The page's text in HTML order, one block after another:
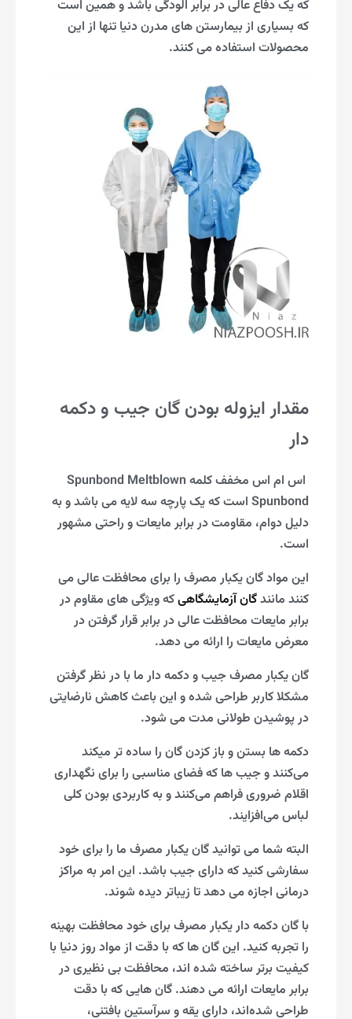
که یک دفاع عالی در برابر الودگی باشد و همین است
که بسیاری از بیمارستن های مدرن دنیا تنها از این
محصولات استفاده می کنند.
مقدار ایزوله بودن گان جیب و دکمه
دار
اس ام اس مخفف کلمه Spunbond Meltblown
Spunbond است که یک پارچه سه لایه می باشد و به
دلیل دوام، مقاومت در برابر مایعات و راحتی مشهور
است.
این مواد گان یکبار مصرف را برای محافظت عالی می
کنند مانندگان آزمایشگاهیکه ویژگی های مقاوم در
برابر مایعات محافظت عالی در برابر قرار گرفتن در
معرض مایعات را ارائه می دهد.
گان یکبار مصرف جیب و دکمه دار ما با در نظر گرفتن
مشکلا کاربر طراحی شده و این باعث کاهش نارضایتی
در پوشیدن طولانی مدت می شود.
دکمه‌ ها بستن و باز کزدن گان را ساده تر میکند
می‌کنند و جیب‌ ها که فضای مناسبی را برای نگهداری
اقلام ضروری فراهم می‌کنند و به کاربردی بودن کلی
لباس می‌افزایند.
البته شما می توانید گان یکبار مصرف ما را برای خود
سفارشی کنید که دارای جیب باشد. این امر به مراکز
درمانی اجازه می دهد تا زیباتر دیده شوند.
با گان دکمه دار یکبار مصرف برای خود محافظت بهینه
را تجربه کنید. این گان ها که با دقت از مواد روز دنیا با
کیفیت برتر ساخته شده اند، محافظت بی نظیری در
برابر مایعات ارائه می دهند. گان هایی که با دقت
طراحی شده‌اند، دارای یقه و سرآستین بافتنی،